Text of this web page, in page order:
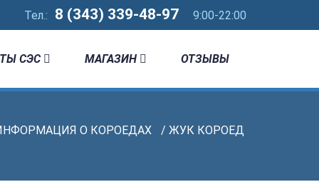
Тел.: 8 (343) 339-48-97 9:00-22:00
СЭС МАГАЗИН ОТЗЫВЫ
О КОРОЕДАХ / ЖУК КОРОЕД